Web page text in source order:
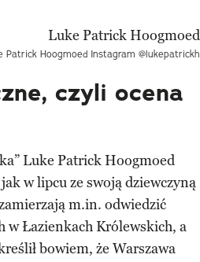
Patrick Hoogmoed Instagram @lukepatrickh
czyli ocena
Luke Patrick Hoogmoed
w lipcu ze swoją dziewczyną
m.in. odwiedzić
w Łazienkach Królewskich, a
bowiem, że Warszawa